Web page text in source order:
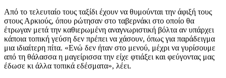
Από το τελευταίο τους ταξίδι έχουν να θυμούνται την άφιξή τους
στους Αρκιούς, όπου ρώτησαν στο ταβερνάκι στο οποίο θα
έτρωγαν μετά την καθιερωμένη αναγνωριστική βόλτα αν υπάρχει
κάποια τοπική γεύση δεν πρέπει να χάσουν, όπως για παράδειγμα
μια ιδιαίτερη πίτα. «Ενώ δεν ήταν στο μενού, μέχρι να γυρίσουμε
από τη θάλασσα η μαγείρισσα την είχε φτιάξει και φεύγοντας μας
έδωσε κι άλλα τοπικά εδέσματα», λέει.